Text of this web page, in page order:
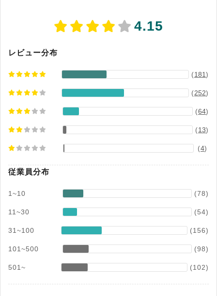
フトSaaS/PaaS市場 利用ID数 2024年度実績 ベ
4.15
レビュー分布
(181)
(252)
(64)
(13)
(4)
従業員分布
1~10 (78)
11~30 (54)
31~100 (156)
101~500 (98)
501~ (102)